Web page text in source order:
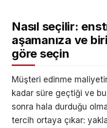
Nasıl seçilir:
aşamanıza ve
göre seçin
Müşteri edinme
kadar süre geçtiği ve bu
sonra hala durduğu
tercih ortaya çıkar: